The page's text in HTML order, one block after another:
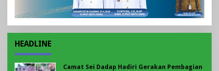
HEADLINE
Camat Sei Dadap Hadiri Gerakan Pembagian